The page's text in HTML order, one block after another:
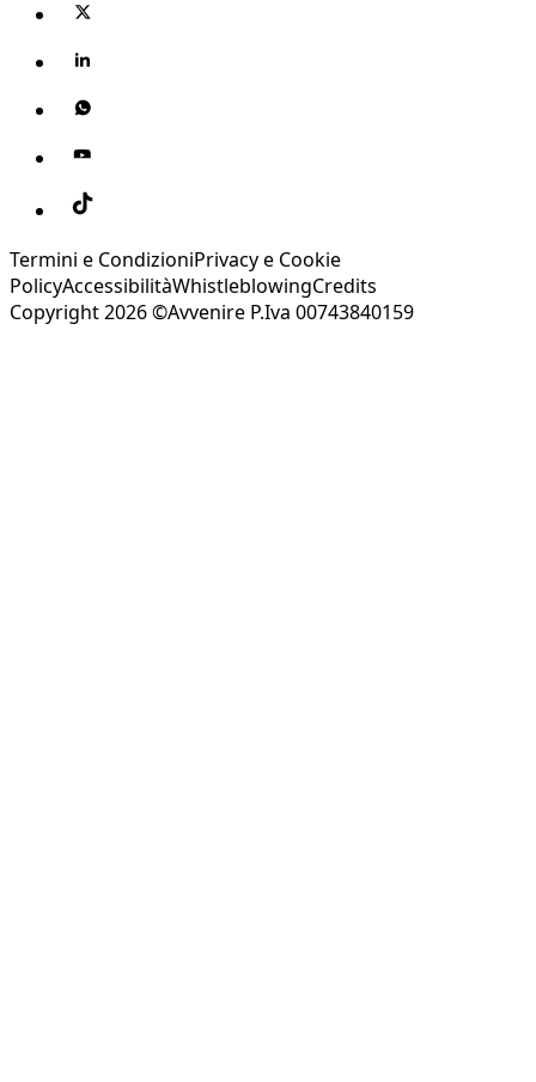
Termini e CondizioniPrivacy e Cookie
PolicyAccessibilitàWhistleblowingCredits
Copyright 2026 ©Avvenire P.Iva 00743840159